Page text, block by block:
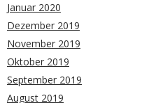
Januar 2020
Dezember 2019
November 2019
Oktober 2019
September 2019
August 2019